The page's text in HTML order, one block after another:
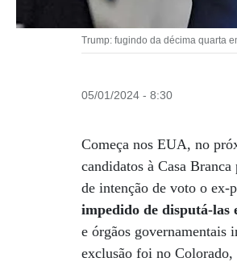
Trump: fugindo da décima quarta
05/01/2024 - 8:30
Começa nos EUA, no
candidatos à Casa
de intenção de voto o
impedido de disputá-las
e órgãos governamentais
exclusão foi no Colorado,